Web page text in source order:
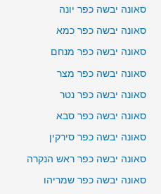
סאונה יבשה כפר יונה
סאונה יבשה כפר כמא
סאונה יבשה כפר מנחם
סאונה יבשה כפר מצר
סאונה יבשה כפר נטר
סאונה יבשה כפר סבא
סאונה יבשה כפר סירקין
סאונה יבשה כפר ראש הנקרה
סאונה יבשה כפר שמריהו